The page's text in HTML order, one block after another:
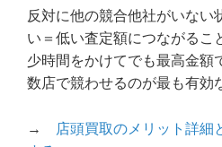
反対に他の競合他社がいない
い＝低い査定額につながるこ
少時間をかけてでも最高金額
数店で競わせるのが最も有効
→
店頭買取のメリット詳細